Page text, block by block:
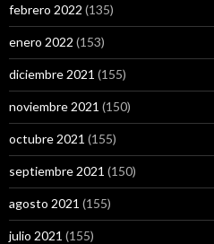
febrero 2022 (135)
enero 2022 (153)
diciembre 2021 (155)
noviembre 2021 (150)
octubre 2021 (155)
septiembre 2021 (150)
agosto 2021 (155)
julio 2021 (155)